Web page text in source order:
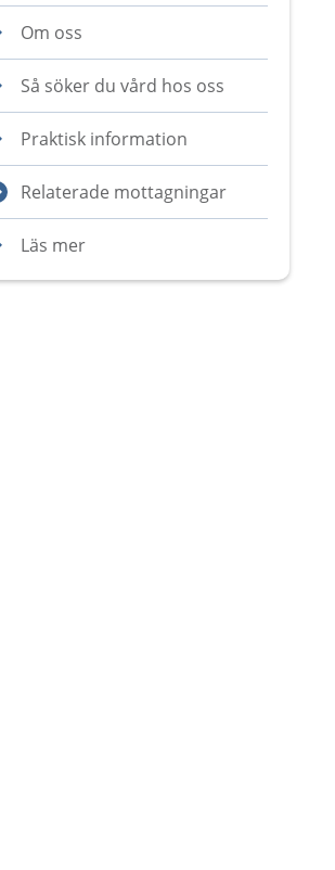
Om oss
Så söker du vård hos oss
Praktisk information
Relaterade mottagningar
Läs mer